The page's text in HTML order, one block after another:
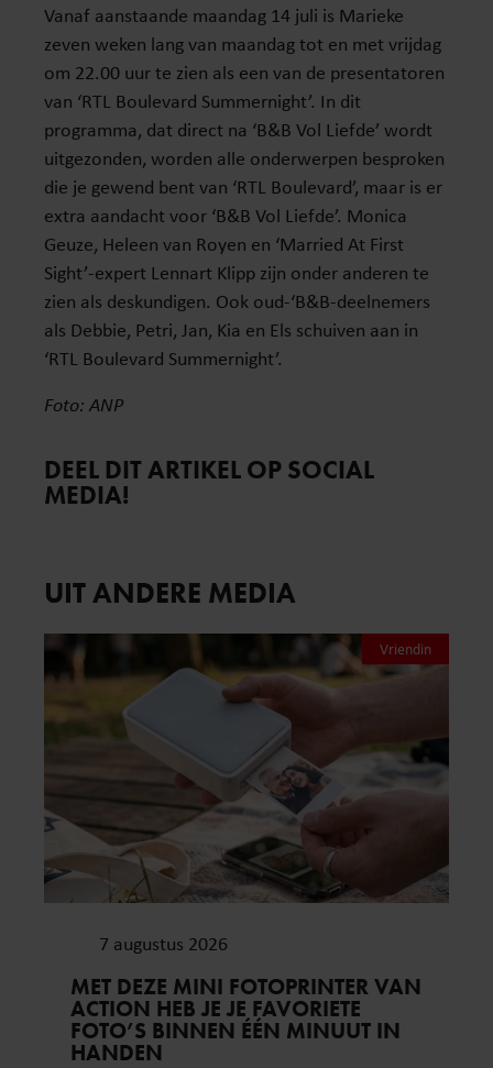
Vanaf aanstaande maandag 14 juli is Marieke
zeven weken lang van maandag tot en met vrijdag
om 22.00 uur te zien als een van de presentatoren
van ‘RTL Boulevard Summernight’. In dit
programma, dat direct na ‘B&B Vol Liefde’ wordt
uitgezonden, worden alle onderwerpen besproken
die je gewend bent van ‘RTL Boulevard’, maar is er
extra aandacht voor ‘B&B Vol Liefde’. Monica
Geuze, Heleen van Royen en ‘Married At First
Sight’-expert Lennart Klipp zijn onder anderen te
zien als deskundigen. Ook oud-‘B&B-deelnemers
als Debbie, Petri, Jan, Kia en Els schuiven aan in
‘RTL Boulevard Summernight’.
Foto: ANP
DEEL DIT ARTIKEL OP SOCIAL
MEDIA!
UIT ANDERE MEDIA
Vriendin
7 augustus 2026
MET DEZE MINI FOTOPRINTER VAN
ACTION HEB JE JE FAVORIETE
FOTO’S BINNEN ÉÉN MINUUT IN
HANDEN